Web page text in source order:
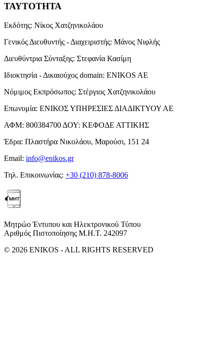
ΤΑΥΤΟΤΗΤΑ
Εκδότης: Νίκος Χατζηνικολάου
Γενικός Διευθυντής - Διαχειριστής: Μάνος Νιφλής
Διευθύντρια Σύνταξης: Στεφανία Κασίμη
Ιδιοκτησία - Δικαιούχος domain: ENIKOS AE
Νόμιμος Εκπρόσωπος: Στέργιος Χατζηνικολάου
Επωνυμία: ΕΝΙΚΟΣ ΥΠΗΡΕΣΙΕΣ ΔΙΑΔΙΚΤΥΟΥ ΑΕ
ΑΦΜ: 800384700 ΔΟΥ: ΚΕΦΟΔΕ ΑΤΤΙΚΗΣ
Έδρα: Πλαστήρα Νικολάου, Μαρούσι, 151 24
Email: info@enikos.gr
Τηλ. Επικοινωνίας: +30 (210) 878-8006
Μητρώο Έντυπου και Ηλεκτρονικού Τύπου
Αριθμός Πιστοποίησης Μ.Η.Τ. 242097
© 2026 ENIKOS - ALL RIGHTS RESERVED